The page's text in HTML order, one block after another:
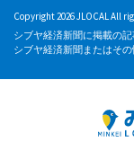
Copyright 2026 JLOCAL All
シブヤ経済新聞に掲載の
シブヤ経済新聞またはその